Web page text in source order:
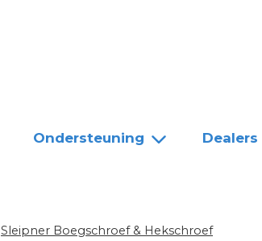
Ondersteuning Dealers
Sleipner Boegschroef & Hekschroef